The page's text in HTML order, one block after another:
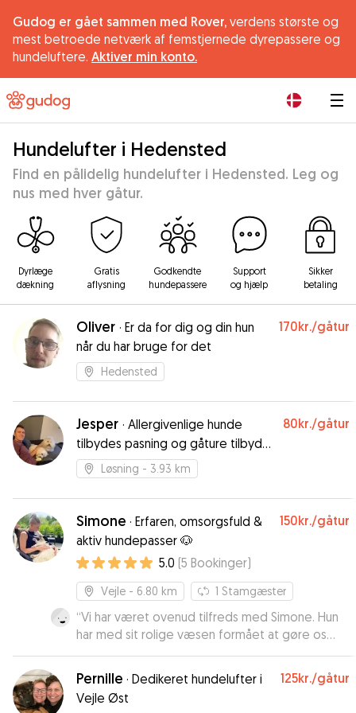
Gudog er gået sammen med Rover, verdens største og
mest betroede netværk af femstjernede dyrepassere og
hundeluftere. Aktiver min konto.
Hundelufter i Hedensted
Find en pålidelig hundelufter i Hedensted. Leg og
nus med hver gåtur.
Dyrlæge
dækning
Gratis
aflysning
Godkendte
hundepassere
Support
og hjælp
Sikker
betaling
Oliver · Er da for dig og din hun
når du har bruge for det
170kr./gåtur
Hedensted
Jesper · Allergivenlige hunde
tilbydes pasning og gåture tilbydes
til alle.
80kr./gåtur
Løsning - 3.93 km
Simone · Erfaren, omsorgsfuld &
aktiv hundepasser 🐶
150kr./gåtur
5.0 (5 Bookinger)
Vejle - 6.80 km 1 Stamgæster
“Vi har været ovenud tilfreds med Simone. Hun
har med sit rolige væsen formået at gøre os
helt trygge ved at aflevere vores guldklump. Vi
er ikke et sekund i tvivl om, at han har været i
gode hænder hos hende. Desværre er vores
hund ikke vant til at blive passet, så det har
Pernille · Dedikeret hundelufter i
Vejle Øst
125kr./gåtur